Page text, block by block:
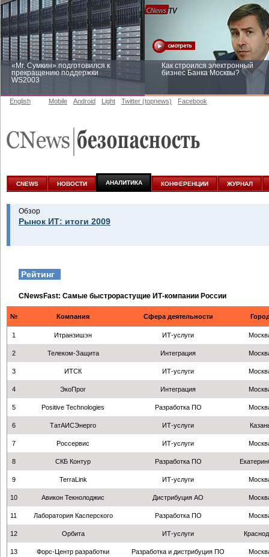
«Mr. Сумкин» подготовился к
прекращению поддержки
WS2003
Как строился электронный
бизнес Банка Москвы?
аналитике
English Mobile Android Light Twitter (topnews) Facebook
CNEWS НОВОСТИ АНАЛИТИКА КОНФЕРЕНЦИИ ЖУРНАЛ
Обзор
Рынок ИТ: итоги 2009
Рейтинг
CNewsFast: Самые быстрорастущие ИТ-компании России
№ Компания Сфера деятельности
1 Итранзишэн ИТ-услуги
2 Телеком-Защита Интеграция
3 ИТСК ИТ-услуги
4 ЭкоПрог Интеграция
5 Positive Technologies Разработка ПО
6 ТатАИСЭнерго ИТ-услуги
7 Россервис ИТ-услуги
8 СКБ Контур Разработка ПО
9 TerraLink ИТ-услуги
10 Авикон Текнолоджис Дистрибуция АО
11 Лаборатория Касперского Разработка ПО
12 Орбита ИТ-услуги
13 Форс-Центр разработки Разработка и дистрибуция ПО